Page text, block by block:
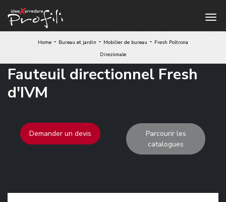
Home - Bureau et jardin - Mobilier de bureau - Fresh Poltrona
Direzionale
Fauteuil directionnel Fresh
d'IVM
Demander un devis
Parcourir les
catalogues